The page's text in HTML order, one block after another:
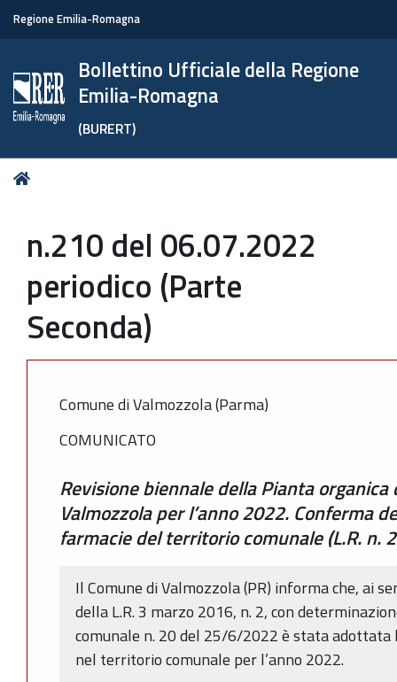
Regione Emilia-Romagna
Bollettino Ufficiale della Regione
Emilia-Romagna
(BURERT)
Tu
n.210 del 06.07.2022
periodico (Parte
Seconda)
Comune di Valmozzola (Parma)
COMUNICATO
Revisione biennale della Pianta
Valmozzola per l’anno 2022. Conferma
farmacie del territorio comunale (L.R. n.
Il Comune di Valmozzola (PR) informa che, ai
della L.R. 3 marzo 2016, n. 2, con
comunale n. 20 del 25/6/2022 è stata
nel territorio comunale per l’anno 2022.